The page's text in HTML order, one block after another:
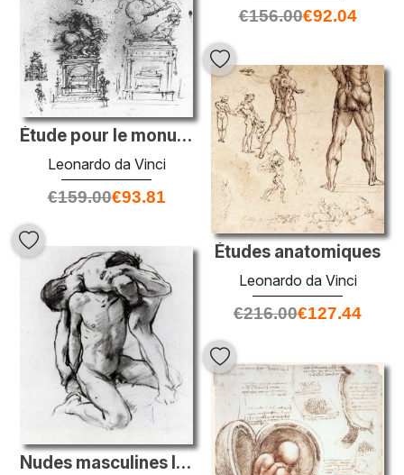
€156.00€92.04
Étude pour le monument équestre Trivulzio
Leonardo da Vinci
€159.00€93.81
Études anatomiques
Leonardo da Vinci
€216.00€127.44
Nudes masculines lutte